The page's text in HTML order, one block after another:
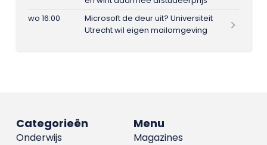
wo 16:00
Microsoft de deur uit? Universiteit
Utrecht wil eigen mailomgeving
Menu
Magazines
Categorieën
Onderwijs